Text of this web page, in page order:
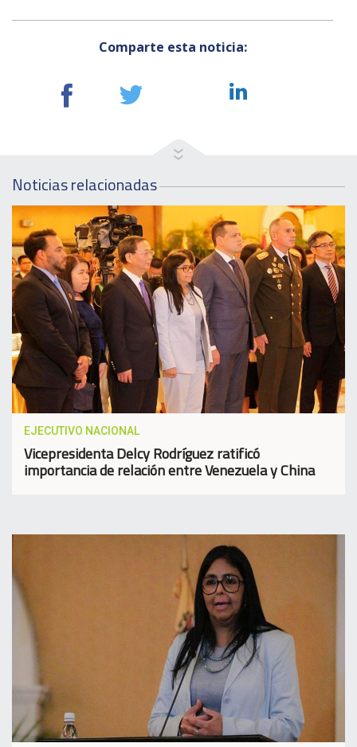
Comparte esta noticia:
Noticias relacionadas
EJECUTIVO NACIONAL
Vicepresidenta Delcy Rodríguez ratificó
importancia de relación entre Venezuela y China